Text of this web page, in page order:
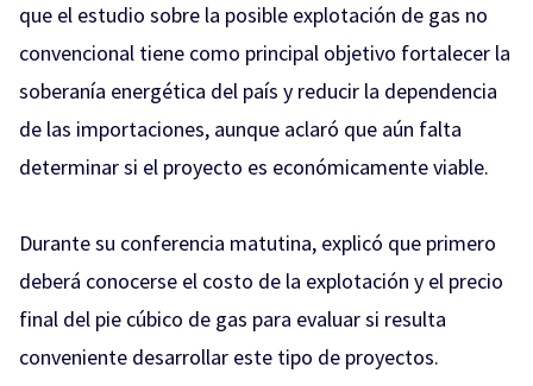
que el estudio sobre la posible explotación de gas no
convencional tiene como principal objetivo fortalecer la
soberanía energética del país y reducir la dependencia
de las importaciones, aunque aclaró que aún falta
determinar si el proyecto es económicamente viable.
Durante su conferencia matutina, explicó que primero
deberá conocerse el costo de la explotación y el precio
final del pie cúbico de gas para evaluar si resulta
conveniente desarrollar este tipo de proyectos.